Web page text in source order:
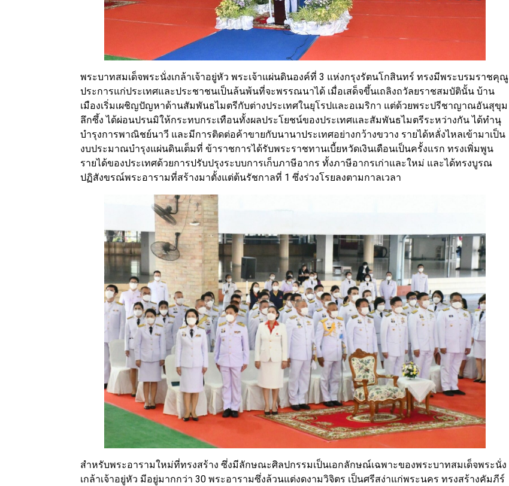
พระบาทสมเด็จพระนั่งเกล้าเจ้าอยู่หัว พระเจ้าแผ่นดินองค์ที่ 3 แห่งกรุงรัตนโกสินทร์ ทรงมีพระบรมราชคุณู
ประการแก่ประเทศและประชาชนเป็นล้นพ้นที่จะพรรณนาได้ เมื่อเสด็จขึ้นเถลิงถวัลยราชสมบัตินั้น บ้าน
เมืองเริ่มเผชิญปัญหาด้านสัมพันธไมตรีกับต่างประเทศในยุโรปและอเมริกา แต่ด้วยพระปรีชาญาณอันสุขุม
ลึกซึ้ง ได้ผ่อนปรนมิให้กระทบกระเทือนทั้งผลประโยชน์ของประเทศและสัมพันธไมตรีระหว่างกัน ได้ทำนุ
บำรุงการพาณิชย์นาวี และมีการติดต่อค้าขายกับนานาประเทศอย่างกว้างขวาง รายได้หลั่งไหลเข้ามาเป็น
งบประมาณบำรุงแผ่นดินเต็มที่ ข้าราชการได้รับพระราชทานเบี้ยหวัดเงินเดือนเป็นครั้งแรก ทรงเพิ่มพูน
รายได้ของประเทศด้วยการปรับปรุงระบบการเก็บภาษีอากร ทั้งภาษีอากรเก่าและใหม่ และได้ทรงบูรณ
ปฏิสังขรณ์พระอารามที่สร้างมาตั้งแต่ต้นรัชกาลที่ 1 ซึ่งร่วงโรยลงตามกาลเวลา
สำหรับพระอารามใหม่ที่ทรงสร้าง ซึ่งมีลักษณะศิลปกรรมเป็นเอกลักษณ์เฉพาะของพระบาทสมเด็จพระนั่ง
เกล้าเจ้าอยู่หัว มีอยู่มากกว่า 30 พระอารามซึ่งล้วนแต่งดงามวิจิตร เป็นศรีสง่าแก่พระนคร ทรงสร้างคัมภีร์